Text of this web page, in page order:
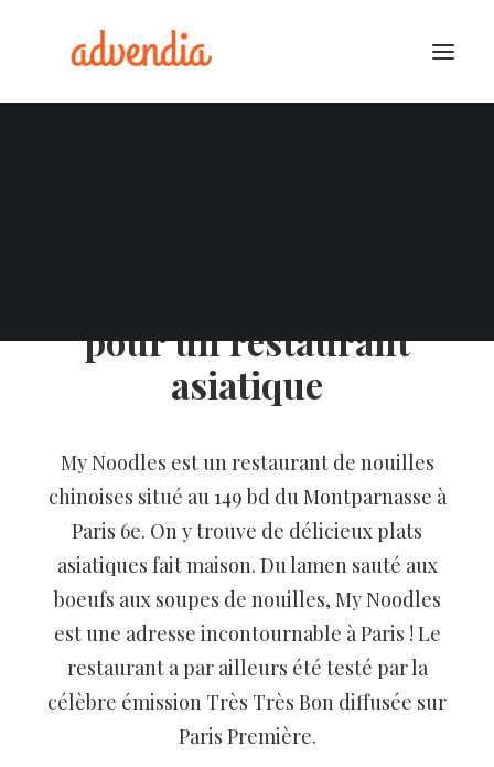
pour un restaurant
asiatique
My Noodles est un restaurant de nouilles
chinoises situé au 149 bd du Montparnasse à
Paris 6e. On y trouve de délicieux plats
asiatiques fait maison. Du lamen sauté aux
boeufs aux soupes de nouilles, My Noodles
est une adresse incontournable à Paris ! Le
restaurant a par ailleurs été testé par la
célèbre émission Très Très Bon diffusée sur
Paris Première.